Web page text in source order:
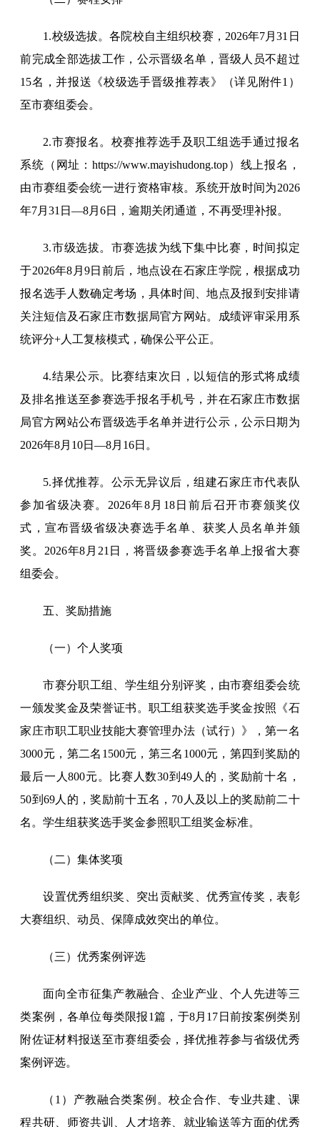
1.校级选拔。各院校自主组织校赛，2026年7月31日
前完成全部选拔工作，公示晋级名单，晋级人员不超过
15名，并报送《校级选手晋级推荐表》（详见附件1）
至市赛组委会。
2.市赛报名。校赛推荐选手及职工组选手通过报名
系统（网址：https://www.mayishudong.top）线上报名，
由市赛组委会统一进行资格审核。系统开放时间为2026
年7月31日—8月6日，逾期关闭通道，不再受理补报。
3.市级选拔。市赛选拔为线下集中比赛，时间拟定
于2026年8月9日前后，地点设在石家庄学院，根据成功
报名选手人数确定考场，具体时间、地点及报到安排请
关注短信及石家庄市数据局官方网站。成绩评审采用系
统评分+人工复核模式，确保公平公正。
4.结果公示。比赛结束次日，以短信的形式将成绩
及排名推送至参赛选手报名手机号，并在石家庄市数据
局官方网站公布晋级选手名单并进行公示，公示日期为
2026年8月10日—8月16日。
5.择优推荐。公示无异议后，组建石家庄市代表队
参加省级决赛。2026年8月18日前后召开市赛颁奖仪
式，宣布晋级省级决赛选手名单、获奖人员名单并颁
奖。2026年8月21日，将晋级参赛选手名单上报省大赛
组委会。
五、奖励措施
（一）个人奖项
市赛分职工组、学生组分别评奖，由市赛组委会统
一颁发奖金及荣誉证书。职工组获奖选手奖金按照《石
家庄市职工职业技能大赛管理办法（试行）》，第一名
3000元，第二名1500元，第三名1000元，第四到奖励的
最后一人800元。比赛人数30到49人的，奖励前十名，
50到69人的，奖励前十五名，70人及以上的奖励前二十
名。学生组获奖选手奖金参照职工组奖金标准。
（二）集体奖项
设置优秀组织奖、突出贡献奖、优秀宣传奖，表彰
大赛组织、动员、保障成效突出的单位。
（三）优秀案例评选
面向全市征集产教融合、企业产业、个人先进等三
类案例，各单位每类限报1篇，于8月17日前按案例类别
附佐证材料报送至市赛组委会，择优推荐参与省级优秀
案例评选。
（1）产教融合类案例。校企合作、专业共建、课
程共研、师资共训、人才培养、就业输送等方面的优秀